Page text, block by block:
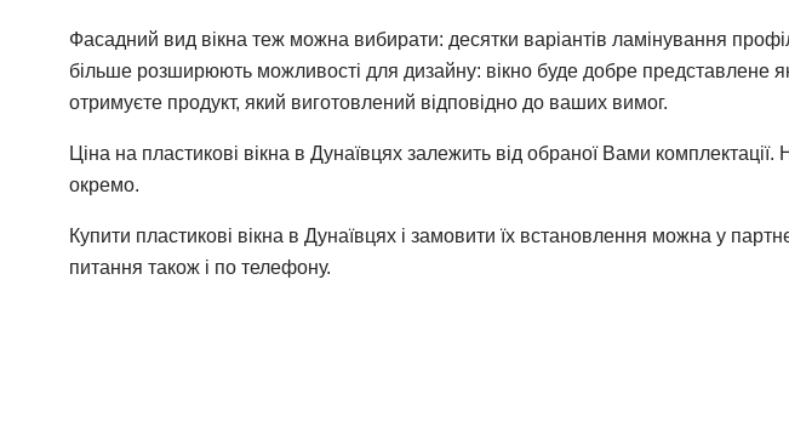
Фасадний вид вікна теж можна вибирати: десятки варіантів ламінування
більше розширюють можливості для дизайну: вікно буде добре представлене
отримуєте продукт, який виготовлений відповідно до ваших вимог.
Ціна на пластикові вікна в Дунаївцях залежить від обраної Вами
окремо.
Купити пластикові вікна в Дунаївцях і замовити їх встановлення можна у
питання також і по телефону.